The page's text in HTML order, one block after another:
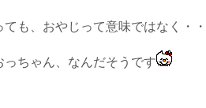
も、おやじって意味ではなく・・
っちゃん、なんだそうです